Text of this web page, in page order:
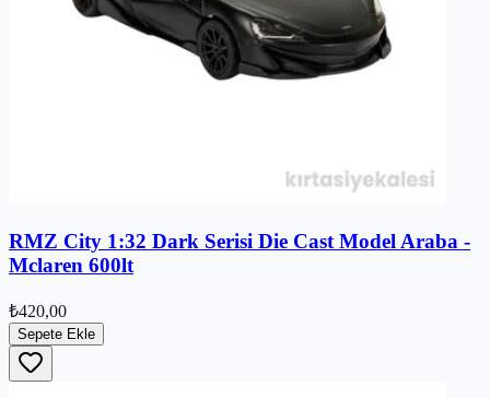
RMZ City 1:32 Dark Serisi Die Cast Model Araba -
Mclaren 600lt
₺420,00
Sepete Ekle